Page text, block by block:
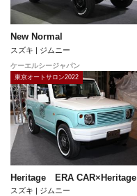
New Normal
スズキ | ジムニー
ケーエルシージャパン
東京オートサロン2022
Heritage ERA CAR×Heritage
スズキ | ジムニー